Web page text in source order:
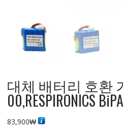
대체 배터리 호환
00,RESPIRONICS
83,900₩